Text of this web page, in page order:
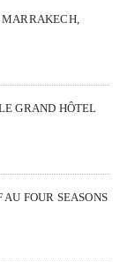
GRAND HÔTEL
FOUR SEASONS